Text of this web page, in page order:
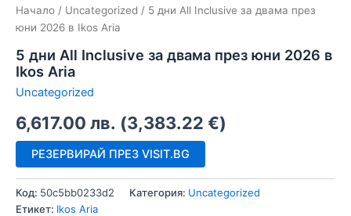
Начало / Uncategorized / 5 дни All Inclusive за двама през
юни 2026 в Ikos Aria
5 дни All Inclusive за двама през юни 2026 в
Ikos Aria
Uncategorized
6,617.00 лв. (3,383.22 €)
РЕЗЕРВИРАЙ ПРЕЗ VISIT.BG
Код: 50c5bb0233d2 Категория: Uncategorized
Етикет: Ikos Aria